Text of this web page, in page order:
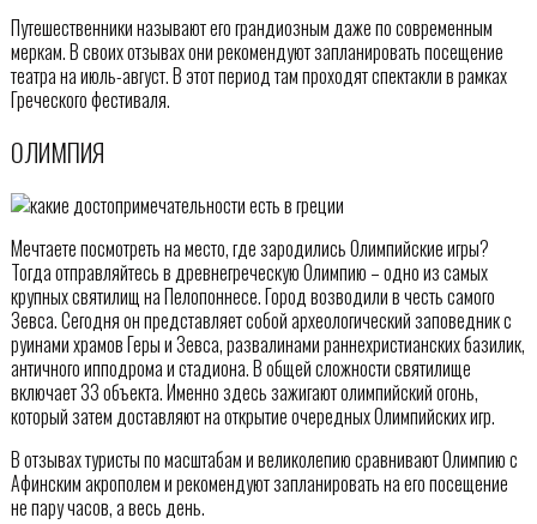
Путешественники называют его грандиозным даже по современным
меркам. В своих отзывах они рекомендуют запланировать посещение
театра на июль-август. В этот период там проходят спектакли в рамках
Греческого фестиваля.
ОЛИМПИЯ
Мечтаете посмотреть на место, где зародились Олимпийские игры?
Тогда отправляйтесь в древнегреческую Олимпию – одно из самых
крупных святилищ на Пелопоннесе. Город возводили в честь самого
Зевса. Сегодня он представляет собой археологический заповедник с
руинами храмов Геры и Зевса, развалинами раннехристианских базилик,
античного ипподрома и стадиона. В общей сложности святилище
включает 33 объекта. Именно здесь зажигают олимпийский огонь,
который затем доставляют на открытие очередных Олимпийских игр.
В отзывах туристы по масштабам и великолепию сравнивают Олимпию с
Афинским акрополем и рекомендуют запланировать на его посещение
не пару часов, а весь день.